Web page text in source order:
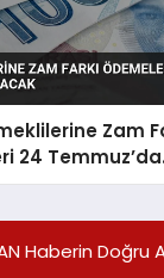
Zam
24 Temmuz’da
Haberin Doğru